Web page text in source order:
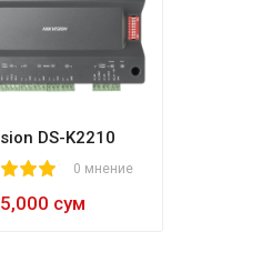
DS-K2210
0 мнение
сум